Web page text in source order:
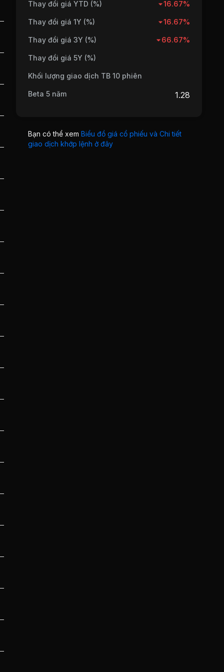
Thay đổi giá YTD (%) 16.67%
Thay đổi giá 1Y (%) 16.67%
Thay đổi giá 3Y (%) 66.67%
Thay đổi giá 5Y (%)
Khối lượng giao dịch TB 10 phiên
Beta 5 năm 1.28
Bạn có thể xem Biểu đồ giá cổ phiếu và Chi tiết
giao dịch khớp lệnh ở đây